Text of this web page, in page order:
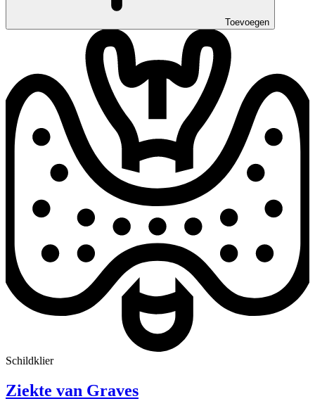
Toevoegen
Schildklier
Ziekte van Graves